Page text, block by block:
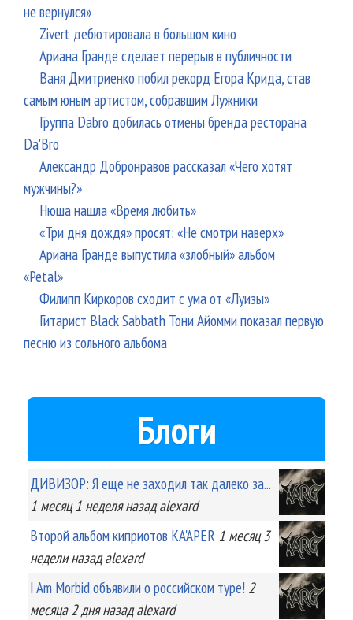
не вернулся»
Zivert дебютировала в большом кино
Ариана Гранде сделает перерыв в публичности
Ваня Дмитриенко побил рекорд Егора Крида, став
самым юным артистом, собравшим Лужники
Группа Dabro добилась отмены бренда ресторана
Da'Bro
Александр Добронравов рассказал «Чего хотят
мужчины?»
Нюша нашла «Время любить»
«Три дня дождя» просят: «Не смотри наверх»
Ариана Гранде выпустила «злобный» альбом
«Petal»
Филипп Киркоров сходит с ума от «Луизы»
Гитарист Black Sabbath Тони Айомми показал первую
песню из сольного альбома
Блоги
ДИВИЗОР: Я еще не заходил так далеко за...
1 месяц 1 неделяназад alexard
Второй альбом киприотов KA'APER 1 месяц 3
неделиназад alexard
I Am Morbid объявили о российском туре! 2
месяца 2 дняназад alexard